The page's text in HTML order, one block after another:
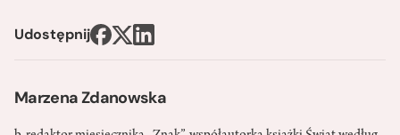
Marzena Zdanowska
Udostępnij